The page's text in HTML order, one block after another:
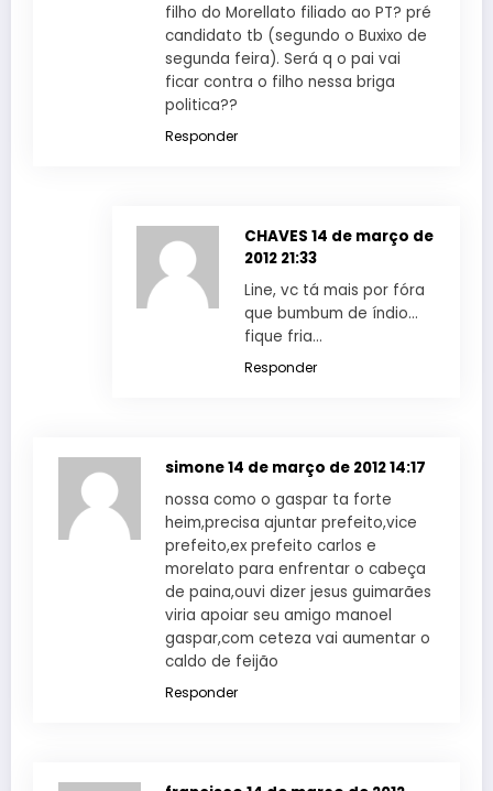
filho do Morellato filiado ao PT? pré
candidato tb (segundo o Buxixo de
segunda feira). Será q o pai vai
ficar contra o filho nessa briga
politica??
Responder
CHAVES 14 de março de
2012 21:33
Line, vc tá mais por fóra
que bumbum de índio…
fique fria…
Responder
simone14 de março de 2012 14:17
nossa como o gaspar ta forte
heim,precisa ajuntar prefeito,vice
prefeito,ex prefeito carlos e
morelato para enfrentar o cabeça
de paina,ouvi dizer jesus guimarães
viria apoiar seu amigo manoel
gaspar,com ceteza vai aumentar o
caldo de feijão
Responder